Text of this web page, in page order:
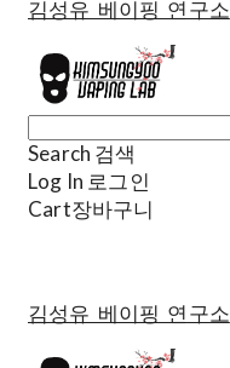
김성유 베이핑 연구소
Search 검색
Log In 로그인
Cart장바구니
김성유 베이핑 연구소